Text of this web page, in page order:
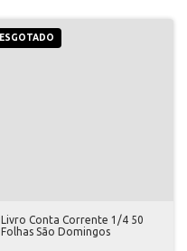
ESGOTADO
Livro Conta Corrente 1/4 50
Folhas São Domingos